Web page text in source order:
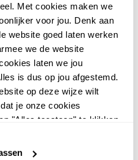
Met cookies maken we
voor jou. Denk aan
website goed laten werken
we de website
laten we jou
is dus op jou afgestemd.
op deze wijze wilt
je onze cookies
"Alles toestaan" te klikken.